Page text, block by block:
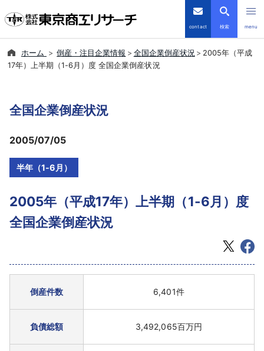
contact 検索 menu
倒産・注目企業情報
商品・サービス
採用情報
よくあるご質問
ホーム 倒産・注目企業情報 全国企業倒産状況
2005年（平成
17年）上半期（1-6月）度 全国企業倒産状況
全国企業倒産状況
2005/07/05
半年（1-6月）
2005年（平成17年）上半期（1-6月）度
全国企業倒産状況
倒産件数 6,401件
負債総額 3,492,065百万円